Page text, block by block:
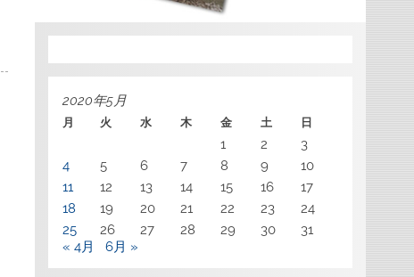
2020年5月
月 火 水 木 金 土 日
1 2
3
4
5 6 7 8 9
10
11
12 13 14 15 16
17
18
19 20 21 22 23
24
25
26 27 28 29 30
31
« 4月
6月 »